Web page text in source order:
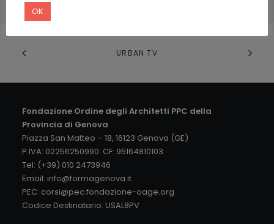
URBAN TV
Fondazione Ordine degli Architetti PPC della
Provincia di Genova
Piazza San Matteo – 18, 16123 Genova (GE)
P.IVA: 02256250990 CF: 95164810103
Tel: (+39) 010 2473946
Email: info@formagenova.it
PEC: corsi@pec.fondazione-oage.org
Codice Destinatario: USAL8PV
OK